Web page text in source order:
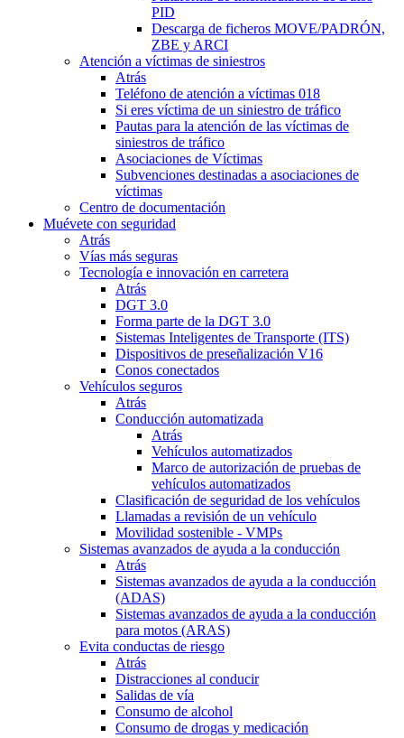
PID
Descarga de ficheros MOVE/PADRÓN,
ZBE y ARCI
Atención a víctimas de siniestros
Atrás
Teléfono de atención a víctimas 018
Si eres víctima de un siniestro de tráfico
Pautas para la atención de las víctimas de
siniestros de tráfico
Asociaciones de Víctimas
Subvenciones destinadas a asociaciones de
víctimas
Centro de documentación
Muévete con seguridad
Atrás
Vías más seguras
Tecnología e innovación en carretera
Atrás
DGT 3.0
Forma parte de la DGT 3.0
Sistemas Inteligentes de Transporte (ITS)
Dispositivos de preseñalización V16
Conos conectados
Vehículos seguros
Atrás
Conducción automatizada
Atrás
Vehículos automatizados
Marco de autorización de pruebas de
vehículos automatizados
Clasificación de seguridad de los vehículos
Llamadas a revisión de un vehículo
Movilidad sostenible - VMPs
Sistemas avanzados de ayuda a la conducción
Atrás
Sistemas avanzados de ayuda a la conducción
(ADAS)
Sistemas avanzados de ayuda a la conducción
para motos (ARAS)
Evita conductas de riesgo
Atrás
Distracciones al conducir
Salidas de vía
Consumo de alcohol
Consumo de drogas y medicación